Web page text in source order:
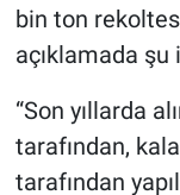
bin ton
açıklamada
“Son yıllarda
tarafından,
tarafından